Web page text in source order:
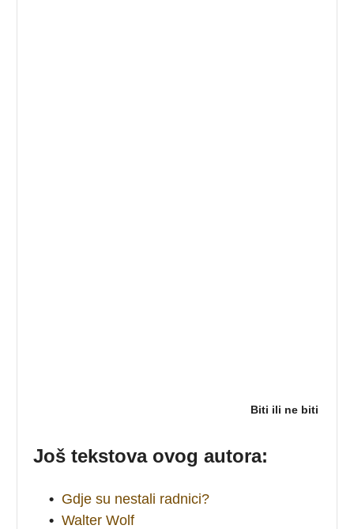
Biti ili ne biti
Još tekstova ovog autora:
• Gdje su nestali radnici?
• Walter Wolf